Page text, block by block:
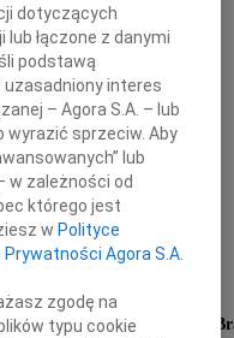
zmarł
Berdel
Mąż, Ojciec, Teść, Dziadek i
dotyczących
łączone z danymi
podstawą
interes
– Agora S.A. – lub
wyrazić sprzeciw. Aby
lub
w zależności od
którego jest
wPolityce
Agora S.A.
zgodę na
typu cookie